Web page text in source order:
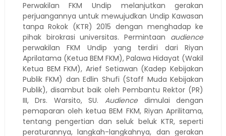
Perwakilan FKM Undip melanjutkan gerakan
perjuangannya untuk mewujudkan Undip Kawasan
tanpa Rokok (KTR) 2015 dengan menghadap ke
pihak birokrasi universitas. Permintaan audience
perwakilan FKM Undip yang terdiri dari Riyan
Aprilatama (Ketua BEM FKM), Palawa Hidayat (Wakil
Ketua BEM FKM), Arief Setiawan (Kadep Kebijakan
Publik FKM) dan Edlin Shufi (Staff Muda Kebijakan
Publik), disambut baik oleh Pembantu Rektor (PR)
III, Drs. Warsito, SU.Audiencedimulai dengan
pemaparan oleh ketua BEM FKM, Riyan Aprilitama,
tentang pengertian dan seluk beluk KTR, seperti
peraturannya, langkah-langkahnya, dan gerakan